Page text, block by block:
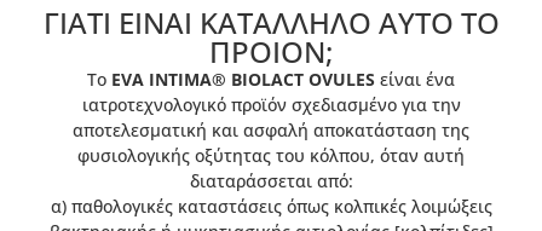
ΓΙΑΤΙ ΕΙΝΑΙ ΚΑΤΑΛΛΗΛΟ ΑΥΤΟ ΤΟ
ΠΡΟIΟΝ;
Το EVA INTIMA® BIOLACT OVULES είναι ένα
ιατροτεχνολογικό προϊόν σχεδιασμένο για την
αποτελεσματική και ασφαλή αποκατάσταση της
φυσιολογικής οξύτητας του κόλπου, όταν αυτή
διαταράσσεται από:
α) παθολογικές καταστάσεις όπως κολπικές λοιμώξεις